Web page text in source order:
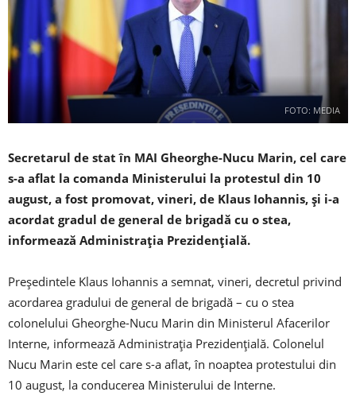
FOTO: MEDIA
Secretarul de stat în MAI Gheorghe-Nucu Marin, cel care
s-a aflat la comanda Ministerului la protestul din 10
august, a fost promovat, vineri, de Klaus Iohannis, şi i-a
acordat gradul de general de brigadă cu o stea,
informează Administraţia Prezidenţială.
Preşedintele Klaus Iohannis a semnat, vineri, decretul privind
acordarea gradului de general de brigadă – cu o stea
colonelului Gheorghe-Nucu Marin din Ministerul Afacerilor
Interne, informează Administraţia Prezidenţială. Colonelul
Nucu Marin este cel care s-a aflat, în noaptea protestului din
10 august, la conducerea Ministerului de Interne.